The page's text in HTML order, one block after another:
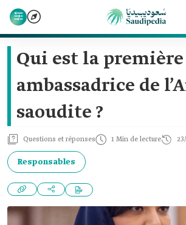
Qui est la
ambassadrice de
saoudite ?
Questions et réponses 1 Min de lecture
Responsables